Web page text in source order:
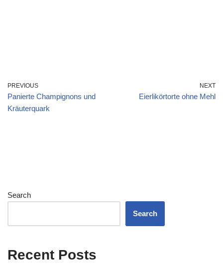
PREVIOUS
Panierte Champignons und
Kräuterquark
NEXT
Eierlikörtorte ohne Mehl
Search
Search
Recent Posts